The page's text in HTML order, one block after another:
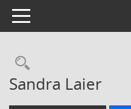
Toggle navigation
Sandra Laier